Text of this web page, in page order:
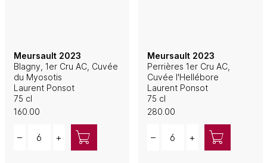
Meursault 2023
Blagny, 1er Cru AC, Cuvée
du Myosotis
Laurent Ponsot
75 cl
160.00
– +
Meursault 2023
Perrières 1er Cru AC,
Cuvée l'Hellébore
Laurent Ponsot
75 cl
280.00
– +